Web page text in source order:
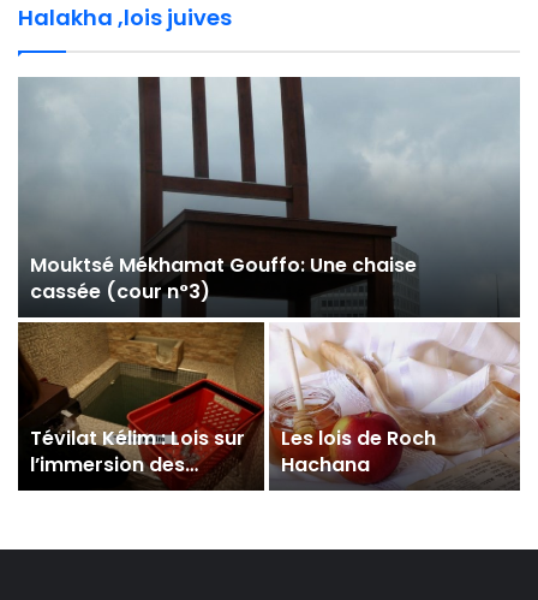
Halakha ,lois juives
Mouktsé Mékhamat Gouffo: Une chaise
cassée (cour n°3)
Tévilat Kélim : Lois sur
l’immersion des
ustensiles
Les lois de Roch
Hachana